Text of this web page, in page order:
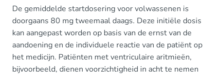
De gemiddelde startdosering voor volwassenen is
doorgaans 80 mg tweemaal daags. Deze initiële dosis
kan aangepast worden op basis van de ernst van de
aandoening en de individuele reactie van de patiënt op
het medicijn. Patiënten met ventriculaire aritmieën,
bijvoorbeeld, dienen voorzichtigheid in acht te nemen